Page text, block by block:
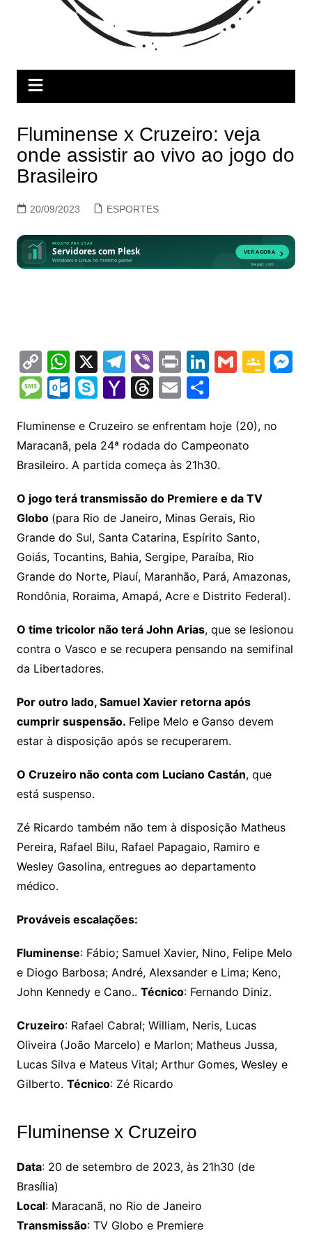
Fluminense x Cruzeiro: veja
onde assistir ao vivo ao jogo do
Brasileiro
20/09/2023 ESPORTES
C
o
p
y
Li
n
k
W
h
at
s
A
p
p
X T
el
e
gr
a
m
Vi
b
er
Pr
in
t
Li
n
k
e
dI
n
G
l
G
gl
o
m
M
M
s
s
a
g
e
O
lo
o
k.
c
o
m
S
y
p
e
Y
h
o
o
M
ai
l
T
e
a
d
s
E
ai
l
S
ar
e
Fluminense e Cruzeiro se enfrentam hoje (20), no
Maracanã, pela 24ª rodada do Campeonato
Brasileiro. A partida começa às 21h30.
O jogo terá transmissão do Premiere e da TV
Globo (para Rio de Janeiro, Minas Gerais, Rio
Grande do Sul, Santa Catarina, Espírito Santo,
Goiás, Tocantins, Bahia, Sergipe, Paraíba, Rio
Grande do Norte, Piauí, Maranhão, Pará, Amazonas,
Rondônia, Roraima, Amapá, Acre e Distrito Federal).
O time tricolor não terá John Arias, que se lesionou
contra o Vasco e se recupera pensando na semifinal
da Libertadores.
Por outro lado, Samuel Xavier retorna após
cumprir suspensão. Felipe Melo e Ganso devem
estar à disposição após se recuperarem.
O Cruzeiro não conta com Luciano Castán, que
está suspenso.
Zé Ricardo também não tem à disposição Matheus
Pereira, Rafael Bilu, Rafael Papagaio, Ramiro e
Wesley Gasolina, entregues ao departamento
médico.
Prováveis escalações:
Fluminense: Fábio; Samuel Xavier, Nino, Felipe Melo
e Diogo Barbosa; André, Alexsander e Lima; Keno,
John Kennedy e Cano.. Técnico: Fernando Diniz.
Cruzeiro: Rafael Cabral; William, Neris, Lucas
Oliveira (João Marcelo) e Marlon; Matheus Jussa,
Lucas Silva e Mateus Vital; Arthur Gomes, Wesley e
Gilberto. Técnico: Zé Ricardo
Fluminense x Cruzeiro
Data: 20 de setembro de 2023, às 21h30 (de
Brasília)
Local: Maracanã, no Rio de Janeiro
Transmissão: TV Globo e Premiere